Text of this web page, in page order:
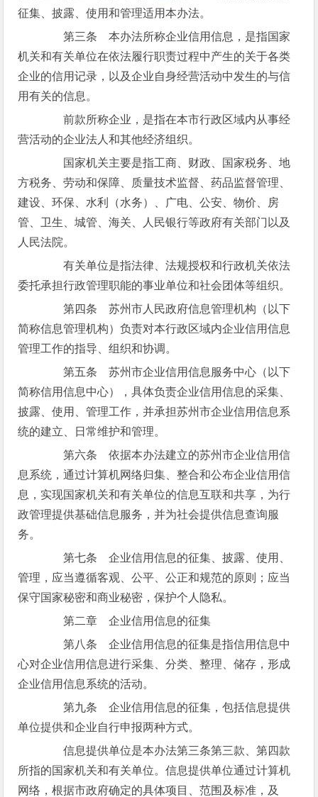
征集、披露、使用和管理适用本办法。
第三条 本办法所称企业信用信息，是指国家
机关和有关单位在依法履行职责过程中产生的关于各类
企业的信用记录，以及企业自身经营活动中发生的与信
用有关的信息。
前款所称企业，是指在本市行政区域内从事经
营活动的企业法人和其他经济组织。
国家机关主要是指工商、财政、国家税务、地
方税务、劳动和保障、质量技术监督、药品监督管理、
建设、环保、水利（水务）、广电、公安、物价、房
管、卫生、城管、海关、人民银行等政府有关部门以及
人民法院。
有关单位是指法律、法规授权和行政机关依法
委托承担行政管理职能的事业单位和社会团体等组织。
第四条 苏州市人民政府信息管理机构（以下
简称信息管理机构）负责对本行政区域内企业信用信息
管理工作的指导、组织和协调。
第五条 苏州市企业信用信息服务中心（以下
简称信用信息中心），具体负责企业信用信息的采集、
披露、使用、管理工作，并承担苏州市企业信用信息系
统的建立、日常维护和管理。
第六条 依据本办法建立的苏州市企业信用信
息系统，通过计算机网络归集、整合和公布企业信用信
息，实现国家机关和有关单位的信息互联和共享，为行
政管理提供基础信息服务，并为社会提供信息查询服
务。
第七条 企业信用信息的征集、披露、使用、
管理，应当遵循客观、公平、公正和规范的原则；应当
保守国家秘密和商业秘密，保护个人隐私。
第二章 企业信用信息的征集
第八条 企业信用信息的征集是指信用信息中
心对企业信用信息进行采集、分类、整理、储存，形成
企业信用信息系统的活动。
第九条 企业信用信息的征集，包括信息提供
单位提供和企业自行申报两种方式。
信息提供单位是本办法第三条第三款、第四款
所指的国家机关和有关单位。信息提供单位通过计算机
网络，根据市政府确定的具体项目、范围及标准，及